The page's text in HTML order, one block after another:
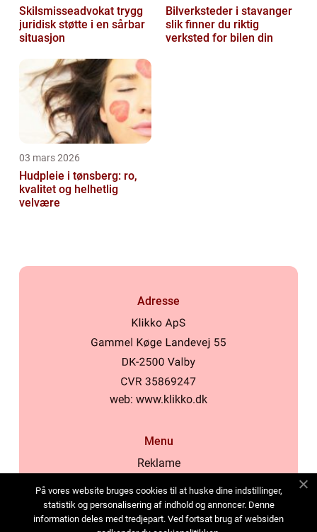
Skilsmisseadvokat trygg
juridisk støtte i en sårbar
situasjon
Bilverksteder i stavanger
slik finner du riktig
verksted for bilen din
03 mars 2026
Hudpleie i tønsberg: ro,
kvalitet og helhetlig
velvære
Adresse
web: www.klikko.dk
Menu
Reklame
Cookies
Kontakt Oss
På vores website bruges cookies til at huske dine indstillinger,
statistik og personalisering af indhold og annoncer. Denne
information deles med tredjepart. Ved fortsat brug af websiden